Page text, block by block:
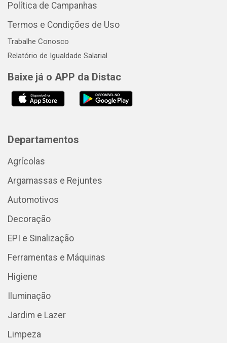
Política de Campanhas
Termos e Condições de Uso
Trabalhe Conosco
Relatório de Igualdade Salarial
Baixe já o APP da Distac
Departamentos
Agrícolas
Argamassas e Rejuntes
Automotivos
Decoração
EPI e Sinalização
Ferramentas e Máquinas
Higiene
Iluminação
Jardim e Lazer
Limpeza